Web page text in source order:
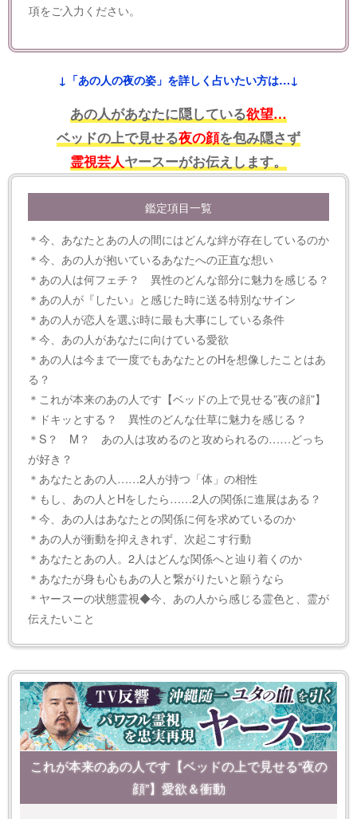
項をご入力ください。
↓「あの人の夜の姿」を詳しく占いたい方は…↓
あの人があなたに隠している欲望…
ベッドの上で見せる夜の顔を包み隠さず
霊視芸人ヤースーがお伝えします。
鑑定項目一覧
＊今、あなたとあの人の間にはどんな絆が存在しているのか
＊今、あの人が抱いているあなたへの正直な想い
＊あの人は何フェチ？ 異性のどんな部分に魅力を感じる？
＊あの人が『したい』と感じた時に送る特別なサイン
＊あの人が恋人を選ぶ時に最も大事にしている条件
＊今、あの人があなたに向けている愛欲
＊あの人は今まで一度でもあなたとのHを想像したことはあ
る？
＊これが本来のあの人です【ベッドの上で見せる”夜の顔”】
＊ドキッとする？ 異性のどんな仕草に魅力を感じる？
＊S？ M？ あの人は攻めるのと攻められるの……どっち
が好き？
＊あなたとあの人……2人が持つ「体」の相性
＊もし、あの人とHをしたら……2人の関係に進展はある？
＊今、あの人はあなたとの関係に何を求めているのか
＊あの人が衝動を抑えきれず、次起こす行動
＊あなたとあの人。2人はどんな関係へと辿り着くのか
＊あなたが身も心もあの人と繋がりたいと願うなら
＊ヤースーの状態霊視◆今、あの人から感じる霊色と、霊が
伝えたいこと
これが本来のあの人です【ベッドの上で見せる“夜の
顔”】愛欲＆衝動